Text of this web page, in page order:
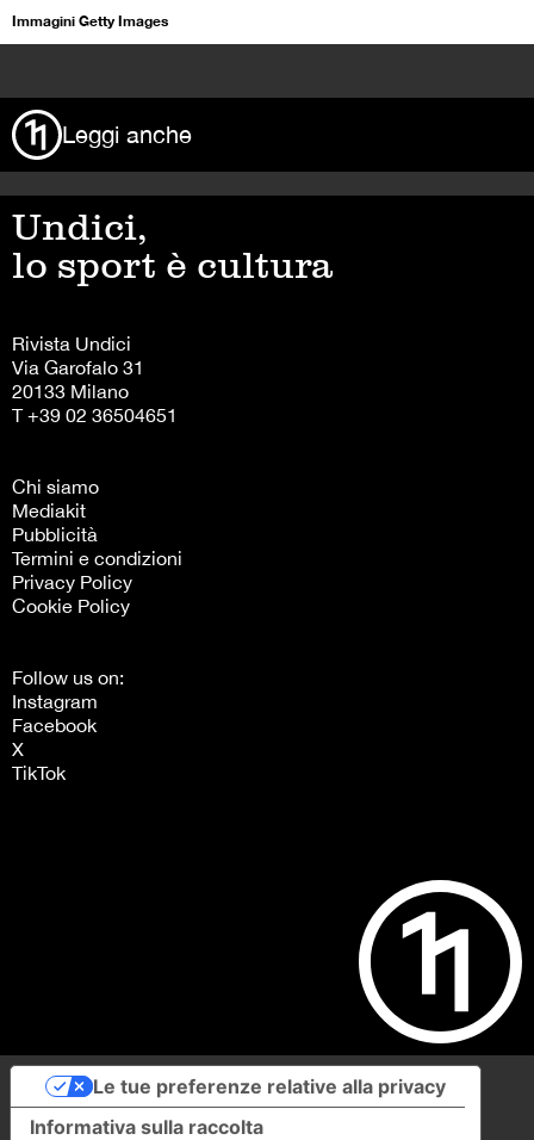
Immagini Getty Images
Leggi anche
Undici,
lo sport è cultura
Rivista Undici
Via Garofalo 31
20133 Milano
T +39 02 36504651
Chi siamo
Mediakit
Pubblicità
Termini e condizioni
Privacy Policy
Cookie Policy
Follow us on:
Instagram
Facebook
X
TikTok
Informativa sulla raccolta
Le tue preferenze relative alla privacy